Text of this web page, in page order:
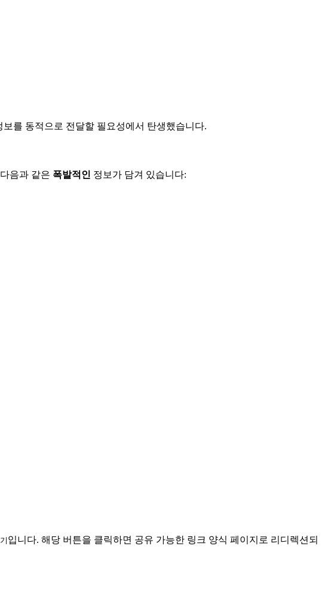
를 동적으로 전달할 필요성에서 탄생했습니다.
음과 같은 폭발적인 정보가 담겨 있습니다:
입니다. 해당 버튼을 클릭하면 공유 가능한 링크 양식 페이지로 리디렉션되